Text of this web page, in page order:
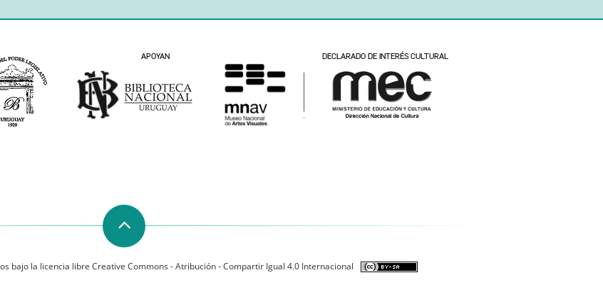
bajo la licencia libre Creative Commons - Atribución - Compartir Igual 4.0 Internacional